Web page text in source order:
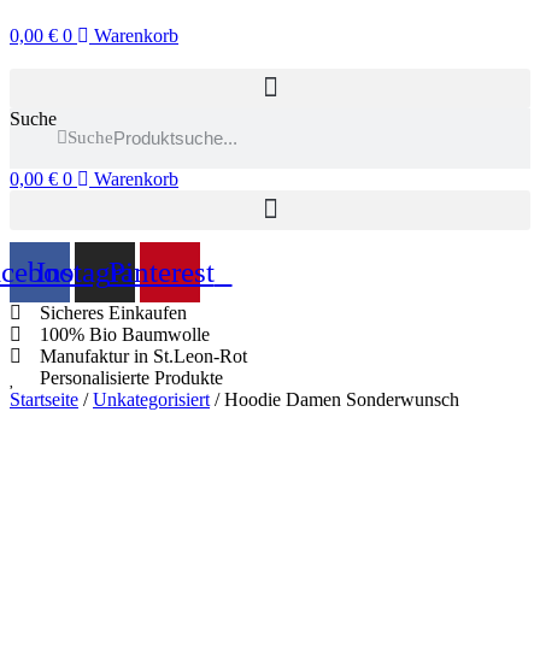
0,00 € 0 Warenkorb
Suche
Suche
0,00 € 0 Warenkorb
InstagramPinterest
Sicheres Einkaufen
100% Bio Baumwolle
Manufaktur in St.Leon-Rot
Personalisierte Produkte
Startseite /Unkategorisiert / Hoodie Damen Sonderwunsch